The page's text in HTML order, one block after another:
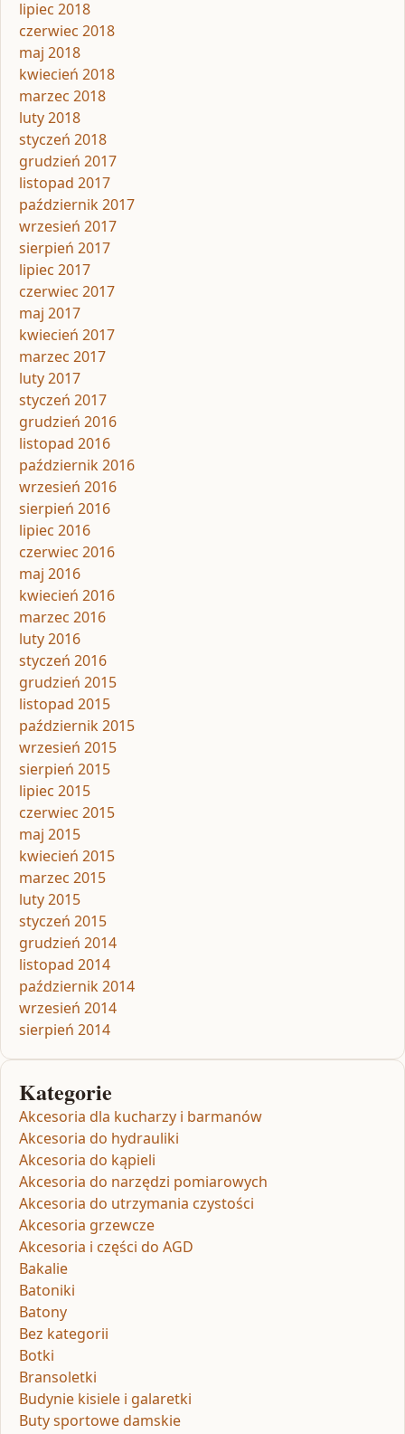
lipiec 2018
czerwiec 2018
maj 2018
kwiecień 2018
marzec 2018
luty 2018
styczeń 2018
grudzień 2017
listopad 2017
październik 2017
wrzesień 2017
sierpień 2017
lipiec 2017
czerwiec 2017
maj 2017
kwiecień 2017
marzec 2017
luty 2017
styczeń 2017
grudzień 2016
listopad 2016
październik 2016
wrzesień 2016
sierpień 2016
lipiec 2016
czerwiec 2016
maj 2016
kwiecień 2016
marzec 2016
luty 2016
styczeń 2016
grudzień 2015
listopad 2015
październik 2015
wrzesień 2015
sierpień 2015
lipiec 2015
czerwiec 2015
maj 2015
kwiecień 2015
marzec 2015
luty 2015
styczeń 2015
grudzień 2014
listopad 2014
październik 2014
wrzesień 2014
sierpień 2014
Kategorie
Akcesoria dla kucharzy i barmanów
Akcesoria do hydrauliki
Akcesoria do kąpieli
Akcesoria do narzędzi pomiarowych
Akcesoria do utrzymania czystości
Akcesoria grzewcze
Akcesoria i części do AGD
Bakalie
Batoniki
Batony
Bez kategorii
Botki
Bransoletki
Budynie kisiele i galaretki
Buty sportowe damskie